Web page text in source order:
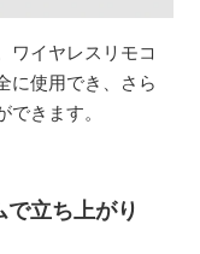
ワイヤレスリモコ
に使用でき、さら
きます。
立ち上がり